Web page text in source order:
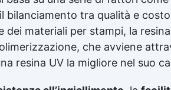
bilanciamento tra qualità e
dei materiali per stampi, la
che avviene
resina UV la migliore nel suo